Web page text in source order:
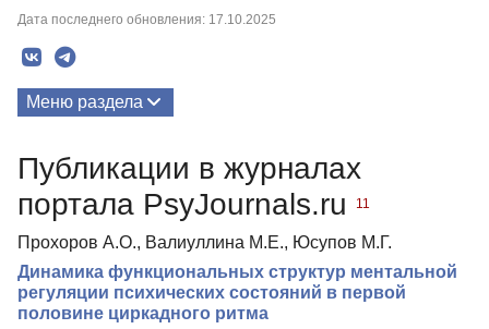
Дата последнего обновления: 17.10.2025
Меню раздела
Медиа-материалы
Публикации в журналах
портала PsyJournals.ru
11
Прохоров А.О., Валиуллина М.Е., Юсупов М.Г.
Динамика функциональных структур ментальной
регуляции психических состояний в первой
половине циркадного ритма